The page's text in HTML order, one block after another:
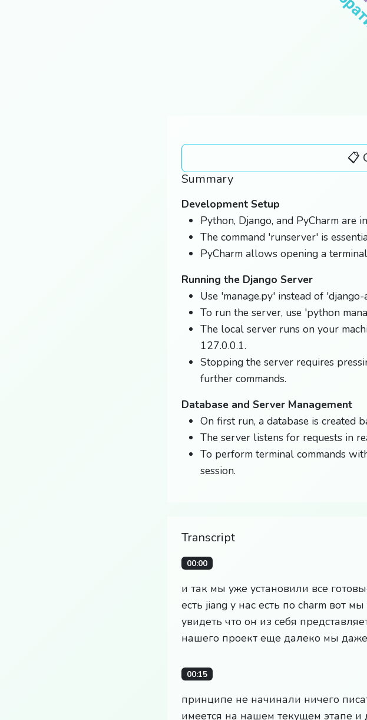
📋
Summary
Development Setup
Python, Django, and PyCharm are
The command 'runserver' is
PyCharm allows opening a
Running the Django Server
Use 'manage.py' instead of
To run the server, use 'python
The local server runs on your
127.0.0.1.
Stopping the server requires
further commands.
Database and Server Management
On first run, a database is created
The server listens for requests in
To perform terminal commands
session.
Transcript
00:00
и так мы уже установили все
есть jiang у нас есть по charm вот
увидеть что он из себя
нашего проект еще далеко мы даже
00:15
принципе не начинали ничего
имеется на нашем текущем этапе